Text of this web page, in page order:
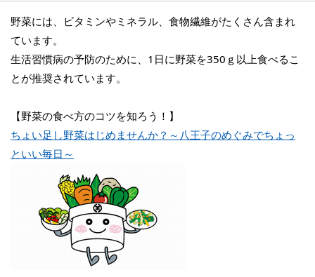
野菜には、ビタミンやミネラル、食物繊維がたくさん含まれ
ています。
生活習慣病の予防のために、1日に野菜を350ｇ以上食べるこ
とが推奨されています。
【野菜の食べ方のコツを知ろう！】
ちょい足し野菜はじめませんか？～八王子のめぐみでちょっ
といい毎日～